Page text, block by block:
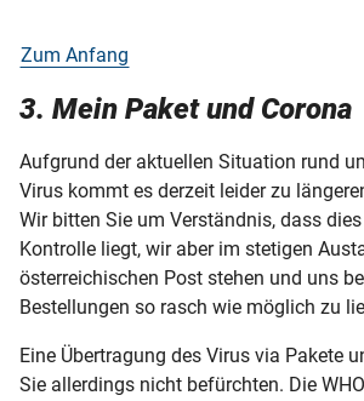
Zum Anfang
3. Mein Paket und Corona
Aufgrund der aktuellen Situation rund
Virus kommt es derzeit leider zu
Wir bitten Sie um Verständnis, dass
Kontrolle liegt, wir aber im stetigen
österreichischen Post stehen und uns
Bestellungen so rasch wie möglich zu
Eine Übertragung des Virus via Pakete
Sie allerdings nicht befürchten. Die